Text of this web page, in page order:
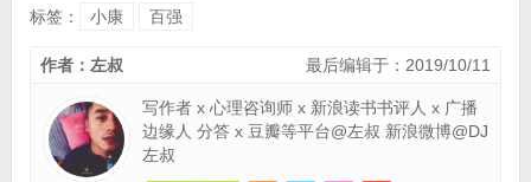
标签： 小康 百强
最后编辑于：2019/10/11
作者：左叔
写作者 x 心理咨询师 x 新浪读书书评人 x 广播
边缘人 分答 x 豆瓣等平台@左叔 新浪微博@DJ
左叔